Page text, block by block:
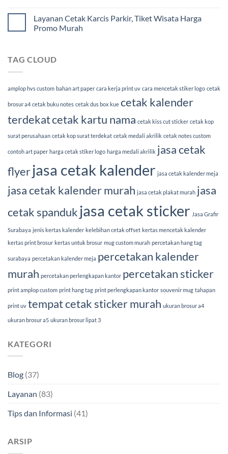
Layanan Cetak Karcis Parkir, Tiket Wisata Harga
Promo Murah
TAG CLOUD
amplop hvs custom bahan art paper cara kerja print uv cara mencetak stiker logo cetak
brosur a4 cetak buku notes cetak dus box kue cetak kalender
terdekatcetak kartu nama cetak kiss cut sticker cetak kop
surat perusahaan cetak kop surat terdekat cetak medali akrilik cetak notes custom
contoh art paper harga cetak stiker logo harga medali akrilik jasa cetak
flyerjasa cetak kalender jasa cetak kalender meja
jasa cetak kalender murah jasa cetak plakat murah jasa
cetak spanduk jasa cetak sticker Jasa Grafir
Surabaya jenis kertas kalender kelebihan cetak offset kertas mencetak kalender
kertas print brosur kertas untuk brosur mug custom murah percetakan hang tag
surabaya percetakan kalender meja percetakan kalender
murah percetakan perlengkapan kantor percetakan sticker
print amplop custom print hang tag print perlengkapan kantor souvenir mug tahapan
print uv tempat cetak sticker murah ukuran brosur a4
ukuran brosur a5 ukuran brosur lipat 3
KATEGORI
Blog (37)
Layanan (83)
Tips dan Informasi (41)
ARSIP